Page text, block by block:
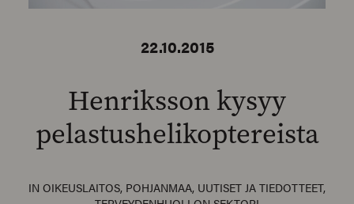
22.10.2015
Henriksson kysyy
pelastushelikoptereista
IN OIKEUSLAITOS, POHJANMAA, UUTISET JA TIEDOTTEET,